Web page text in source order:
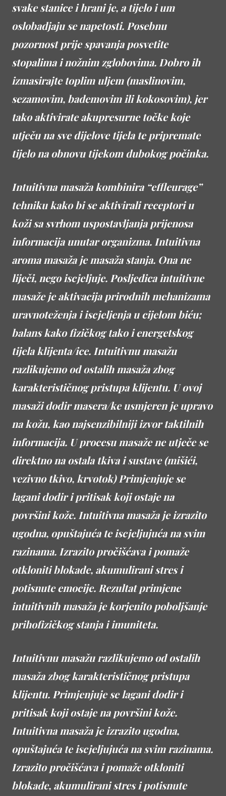
svake stanice i hrani je, a tijelo i um
oslobadjaju se napetosti. Posebnu
pozornost prije spavanja posvetite
stopalima i nožnim zglobovima. Dobro ih
izmasirajte toplim uljem (maslinovim,
sezamovim, bademovim ili kokosovim), jer
tako aktivirate akupresurne točke koje
utječu na sve dijelove tijela te pripremate
tijelo na obnovu tijekom dubokog počinka.
Intuitivna masaža kombinira “effleurage”
tehniku kako bi se aktivirali receptori u
koži sa svrhom uspostavljanja prijenosa
informacija unutar organizma. Intuitivna
aroma masaža je masaža stanja. Ona ne
liječi, nego iscjeljuje. Posljedica intuitivne
masaže je aktivacija prirodnih mehanizama
uravnoteženja i iscjeljenja u cijelom biću;
balans kako fizičkog tako i energetskog
tijela klijenta/ice. Intuitivnu masažu
razlikujemo od ostalih masaža zbog
karakterističnog pristupa klijentu. U ovoj
masaži dodir masera/ke usmjeren je upravo
na kožu, kao najsenzibilniji izvor taktilnih
informacija. U procesu masaže ne utječe se
direktno na ostala tkiva i sustave (mišići,
vezivno tkivo, krvotok) Primjenjuje se
lagani dodir i pritisak koji ostaje na
površini kože. Intuitivna masaža je izrazito
ugodna, opuštajuća te iscjeljujuća na svim
razinama. Izrazito pročišćava i pomaže
otkloniti blokade, akumulirani stres i
potisnute emocije. Rezultat primjene
intuitivnih masaža je korjenito poboljšanje
prihofizičkog stanja i imuniteta.
Intuitivnu masažu razlikujemo od ostalih
masaža zbog karakterističnog pristupa
klijentu. Primjenjuje se lagani dodir i
pritisak koji ostaje na površini kože.
Intuitivna masaža je izrazito ugodna,
opuštajuća te iscjeljujuća na svim razinama.
Izrazito pročišćava i pomaže otkloniti
blokade, akumulirani stres i potisnute